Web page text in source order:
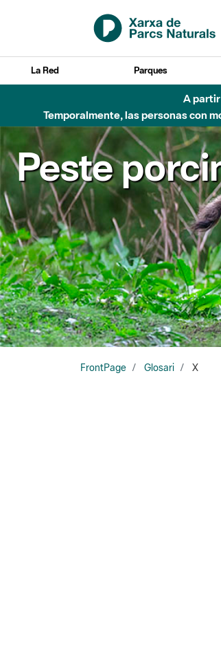
Saltar al contenido principal
La Red Parques
A
Temporalmente, las personas con
Peste
FrontPage Glosari X